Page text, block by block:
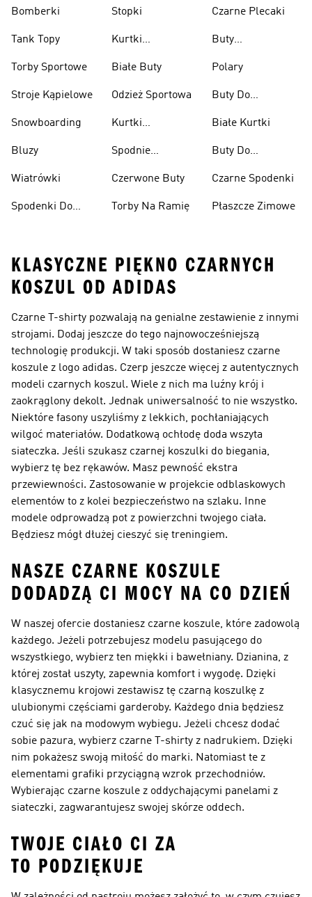
Bomberki
Tank Topy
Torby Sportowe
Stroje Kąpielowe
Snowboarding
Bluzy
Wiatrówki
Spodenki Do
Stopki
Kurtki
Białe Buty
Odzież Sportowa
Kurtki
Spodnie
Czerwone Buty
Torby Na Ramię
Czarne Plecaki
Buty
Polary
Buty Do
Ciężarów
Białe Kurtki
Buty Do
Czarne Spodenki
Płaszcze Zimowe
KLASYCZNE PIĘKNO CZARNYCH
KOSZUL OD ADIDAS
Czarne T-shirty pozwalają na genialne zestawienie z innymi
strojami. Dodaj jeszcze do tego najnowocześniejszą
technologię produkcji. W taki sposób dostaniesz czarne
koszule z logo adidas. Czerp jeszcze więcej z autentycznych
modeli czarnych koszul. Wiele z nich ma luźny krój i
zaokrąglony dekolt. Jednak uniwersalność to nie wszystko.
Niektóre fasony uszyliśmy z lekkich, pochłaniających
wilgoć materiałów. Dodatkową ochłodę doda wszyta
siateczka. Jeśli szukasz czarnej koszulki do biegania,
wybierz tę bez rękawów. Masz pewność ekstra
przewiewności. Zastosowanie w projekcie odblaskowych
elementów to z kolei bezpieczeństwo na szlaku. Inne
modele odprowadzą pot z powierzchni twojego ciała.
Będziesz mógł dłużej cieszyć się treningiem.
NASZE CZARNE KOSZULE
DODADZĄ CI MOCY NA CO DZIEŃ
W naszej ofercie dostaniesz czarne koszule, które zadowolą
każdego. Jeżeli potrzebujesz modelu pasującego do
wszystkiego, wybierz ten miękki i bawełniany. Dzianina, z
której został uszyty, zapewnia komfort i wygodę. Dzięki
klasycznemu krojowi zestawisz tę czarną koszulkę z
ulubionymi częściami garderoby. Każdego dnia będziesz
czuć się jak na modowym wybiegu. Jeżeli chcesz dodać
sobie pazura, wybierz czarne T-shirty z nadrukiem. Dzięki
nim pokażesz swoją miłość do marki. Natomiast te z
elementami grafiki przyciągną wzrok przechodniów.
Wybierając czarne koszule z oddychającymi panelami z
siateczki, zagwarantujesz swojej skórze oddech.
TWOJE CIAŁO CI ZA
TO PODZIĘKUJE